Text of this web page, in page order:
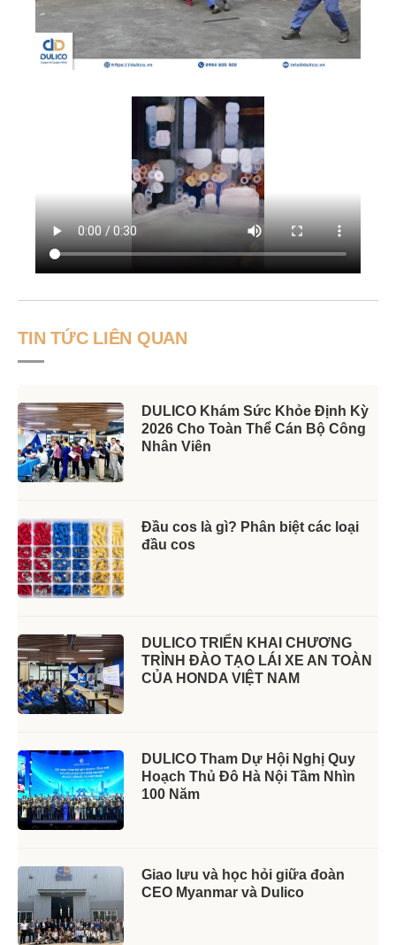
TIN TỨC LIÊN QUAN
DULICO Khám Sức Khỏe Định Kỳ
2026 Cho Toàn Thể Cán Bộ Công
Nhân Viên
Đầu cos là gì? Phân biệt các loại
đầu cos
DULICO TRIỂN KHAI CHƯƠNG
TRÌNH ĐÀO TẠO LÁI XE AN TOÀN
CỦA HONDA VIỆT NAM
DULICO Tham Dự Hội Nghị Quy
Hoạch Thủ Đô Hà Nội Tầm Nhìn
100 Năm
Giao lưu và học hỏi giữa đoàn
CEO Myanmar và Dulico